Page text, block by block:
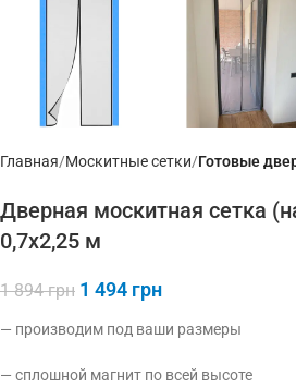
Главная Москитные сетки Готовые
Дверная москитная сетка
0,7х2,25 м
1 894грн 1 494 грн
— производим под ваши размеры
— сплошной магнит по всей высоте